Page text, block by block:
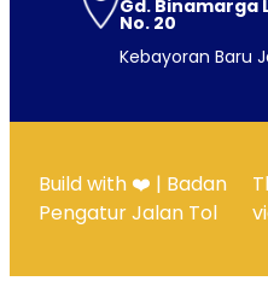
Gd. Binamarga
No. 20
Kebayoran Baru
Build with ❤️ | Badan
Pengatur Jalan Tol